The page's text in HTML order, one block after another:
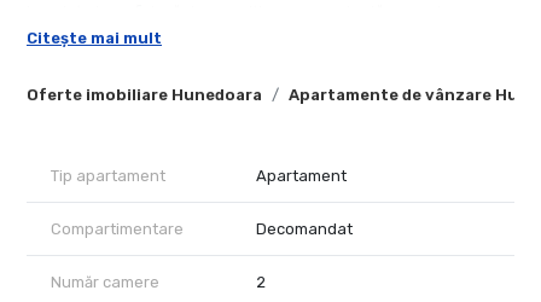
Oferte imobiliare Hunedoara Apartamente de vânzare
partea liniștită din spatele blocului, în imediata apropiere a
municipiu.
2 camere decomandate
Etaj 8/10
Centrală termică proprie
Ferestre termopan
Citește mai mult
Tip apartament Apartament
Compartimentare Decomandat
Număr camere 2